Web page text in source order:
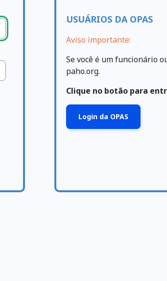
USUÁRIOS DA OPAS
Aviso importante:
Se você é um funcionário
paho.org.
Clique no botão para
Login da OPAS